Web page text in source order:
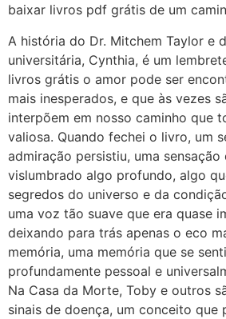
baixar livros pdf grátis de um
A história do Dr. Mitchem Taylor e
universitária, Cynthia, é um
livros grátis o amor pode ser
mais inesperados, e que às vezes
interpõem em nosso caminho que
valiosa. Quando fechei o livro, um
admiração persistiu, uma sensação
vislumbrado algo profundo, algo
segredos do universo e da
uma voz tão suave que era quase
deixando para trás apenas o eco
memória, uma memória que se
profundamente pessoal e
Na Casa da Morte, Toby e outros
sinais de doença, um conceito que